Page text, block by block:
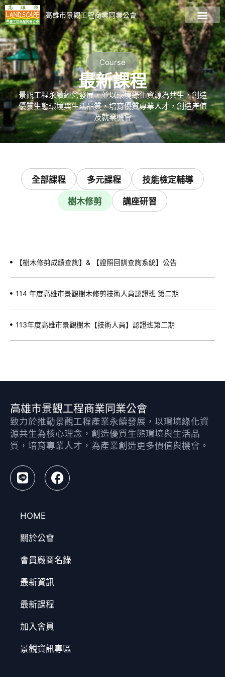
高雄市景觀工程商業同業公會
Course
最新課程
景觀工程永續經營發展，並以環境綠化資源為共生，創造
優質生態環境與生活品質，培育優質專業人才，創造產值
及就業機會
多元課程 技能檢定輔導
樹⽊修剪 講座研習
全部課程
【樹木修剪成績查詢】& 【證照回訓查詢系統】公告
114 年度高雄市景觀樹木修剪技術人員認證班 第二期
113年度高雄市景觀樹木【技術人員】認證班第二期
高雄市景觀工程商業同業公會
致力於推動景觀工程產業永續發展，以環境綠化資
源共生為核心理念，創造優質生態環境與生活品
質，培育專業人才，為產業創造更多價值與機會。
HOME
關於公會
會員廠商名錄
最新資訊
最新課程
加入會員
景觀資訊專區